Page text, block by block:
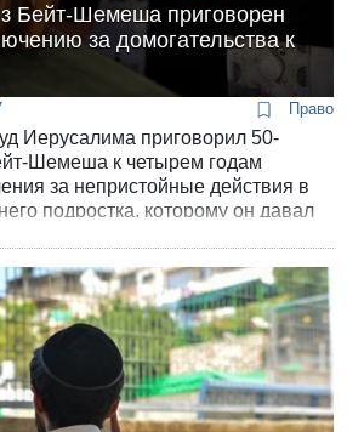
Бейт-Шемеша приговорен
за домогательства к
Право
Иерусалима приговорил 50-
Шемеша к четырем годам
за непристойные действия в
подростка, которому он давал